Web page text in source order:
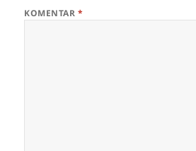
KOMENTAR *